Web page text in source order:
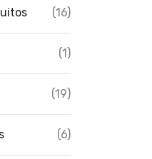
(16)
(1)
(19)
(6)